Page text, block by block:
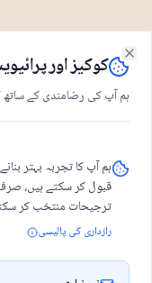
کوکیز اور
ہم آپ کی رضامندی کے ساتھ
ہم آپ کا تجربہ بہتر
قبول کر سکتے ہیں،
ترجیحات منتخب کر
رازداری کی پالیسی
Close